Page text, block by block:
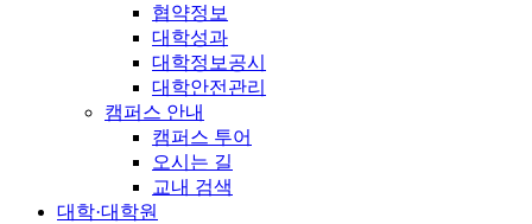
협약정보
대학성과
대학정보공시
대학안전관리
캠퍼스 안내
캠퍼스 투어
오시는 길
교내 검색
대학·대학원